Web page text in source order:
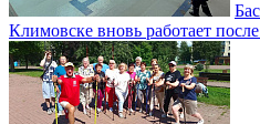
Климовске вновь работает